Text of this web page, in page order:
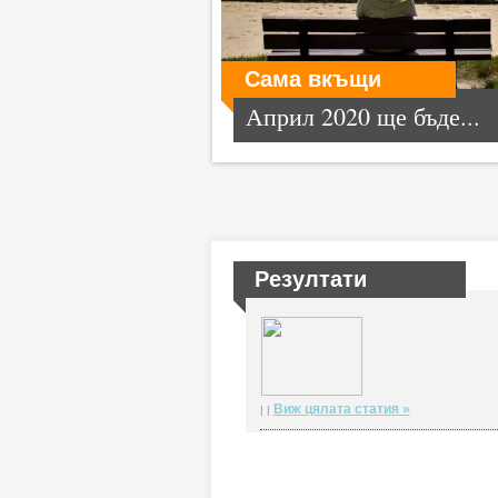
Сама вкъщи
Април 2020 ще бъде...
Резултати
| | Виж цялата статия »